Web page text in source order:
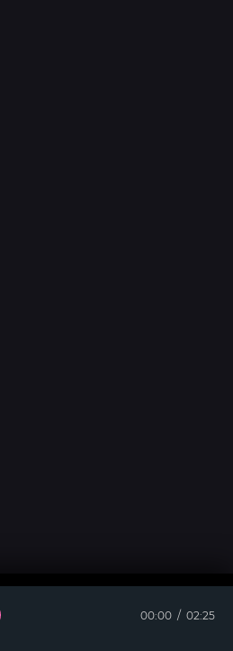
00:00 02:25